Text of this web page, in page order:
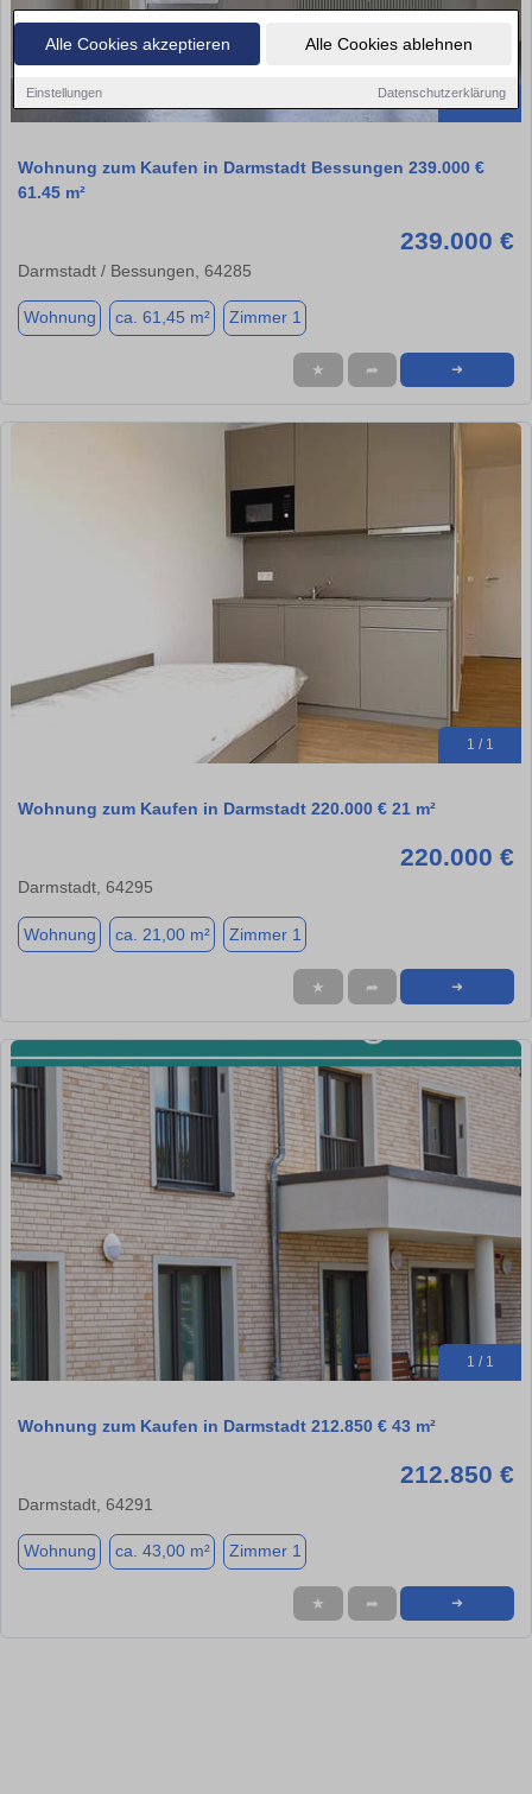
Alle Cookies akzeptieren Alle Cookies ablehnen
Einstellungen Datenschutzerklärung
Wohnung zum Kaufen in Darmstadt Bessungen 239.000 €
61.45 m²
239.000 €
Darmstadt / Bessungen, 64285
Wohnung ca. 61,45 m² Zimmer 1
★ ➦ ➜
1 / 1
Wohnung zum Kaufen in Darmstadt 220.000 € 21 m²
220.000 €
Darmstadt, 64295
Wohnung ca. 21,00 m² Zimmer 1
★ ➦ ➜
1 / 1
Wohnung zum Kaufen in Darmstadt 212.850 € 43 m²
212.850 €
Darmstadt, 64291
Wohnung ca. 43,00 m² Zimmer 1
★ ➦ ➜